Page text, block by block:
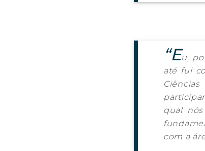
“Eu,
até fui
qual
com a